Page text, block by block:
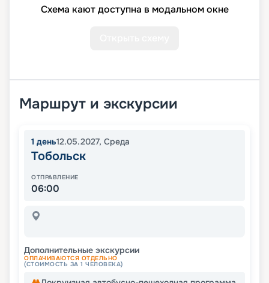
Схема кают доступна в модальном окне
Маршрут и экскурсии
1 день12.05.2027, Среда
Тобольск
ОТПРАВЛЕНИЕ
06:00
Дополнительные экскурсии
ОПЛАЧИВАЮТСЯ ОТДЕЛЬНО
(СТОИМОСТЬ ЗА 1 ЧЕЛОВЕКА)